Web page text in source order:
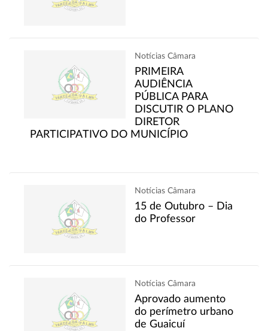
Notícias Câmara
PRIMEIRA
AUDIÊNCIA
PÚBLICA PARA
DISCUTIR O PLANO
DIRETOR
PARTICIPATIVO DO MUNICÍPIO
Notícias Câmara
15 de Outubro – Dia
do Professor
Notícias Câmara
Aprovado aumento
do perímetro urbano
de Guaicuí